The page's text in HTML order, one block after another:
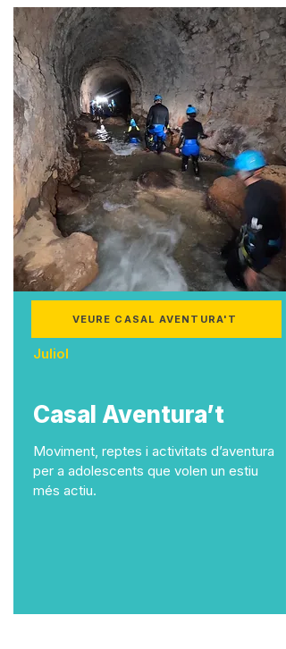
VEURE CASAL AVENTURA'T
Juliol
Casal Aventura’t
Moviment, reptes i activitats d’aventura
per a adolescents que volen un estiu
més actiu.